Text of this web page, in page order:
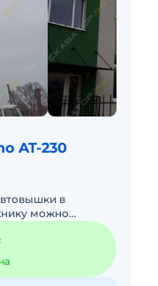
AT-230
в
можно
высотных работ